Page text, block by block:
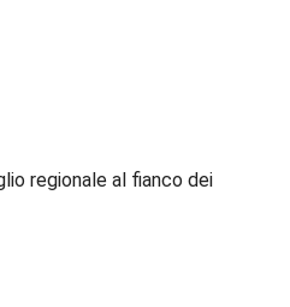
regionale al fianco dei